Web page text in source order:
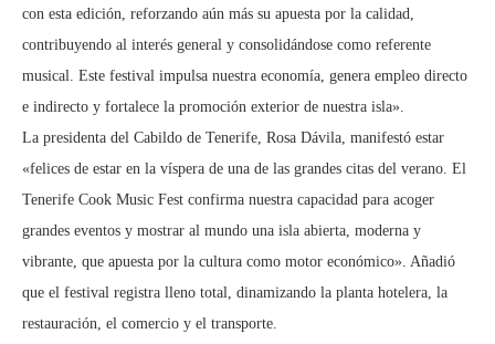
con esta edición, reforzando aún más su apuesta por la calidad,
contribuyendo al interés general y consolidándose como referente
musical. Este festival impulsa nuestra economía, genera empleo directo
e indirecto y fortalece la promoción exterior de nuestra isla».
La presidenta del Cabildo de Tenerife, Rosa Dávila, manifestó estar
«felices de estar en la víspera de una de las grandes citas del verano. El
Tenerife Cook Music Fest confirma nuestra capacidad para acoger
grandes eventos y mostrar al mundo una isla abierta, moderna y
vibrante, que apuesta por la cultura como motor económico». Añadió
que el festival registra lleno total, dinamizando la planta hotelera, la
restauración, el comercio y el transporte.